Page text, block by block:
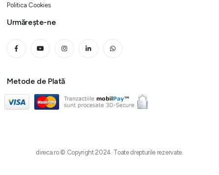
Politica Cookies
Urmărește-ne
Metode de Plată
direca.ro © Copyright 2024. Toate drepturile rezervate.